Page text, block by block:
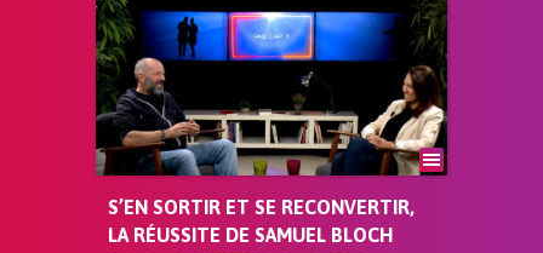
S’EN SORTIR ET SE RECONVERTIR,
LA RÉUSSITE DE SAMUEL BLOCH